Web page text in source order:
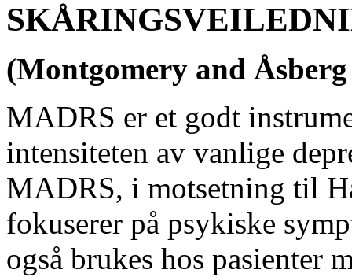
(Montgomery and
MADRS er et godt
intensiteten av vanlige
MADRS, i motsetning til
fokuserer på psykiske
også brukes hos pasienter